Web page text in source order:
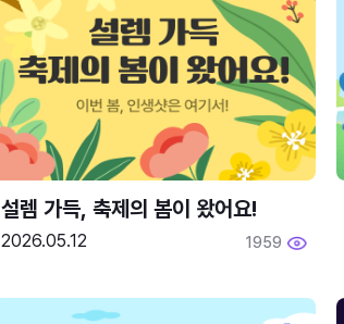
설렘 가득, 축제의 봄이 왔어요!
2026.05.12 1959